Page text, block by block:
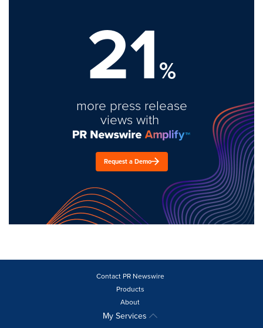
21%
more press release
views with
Request a Demo
Contact PR Newswire
Products
About
My Services